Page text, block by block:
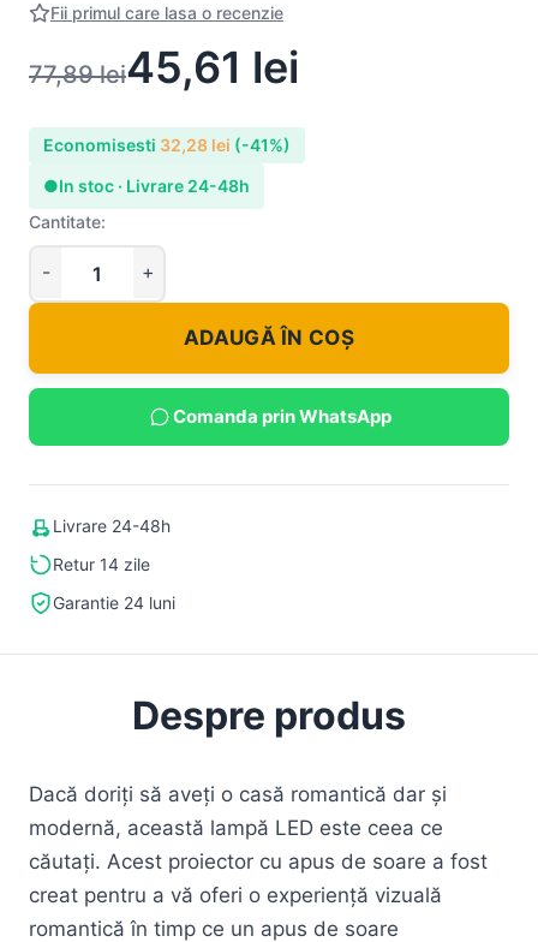
Fii primul care lasa o recenzie
77,89lei45,61 lei
Economisesti 32,28 lei (-41%)
●In stoc · Livrare 24-48h
Cantitate:
ADAUGĂ ÎN COȘ
Comanda prin WhatsApp
Livrare 24-48h
Retur 14 zile
Garantie 24 luni
Despre produs
Dacă doriți să aveți o casă romantică dar și
modernă, această lampă LED este ceea ce
căutați. Acest proiector cu apus de soare a fost
creat pentru a vă oferi o experiență vizuală
romantică în timp ce un apus de soare